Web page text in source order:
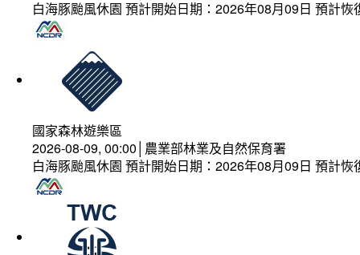
白海豚颱風休園 預計開始日期：2026年08月09日 預計
國家森林遊樂區
2026-08-09, 00:00│農業部林業及自然保育署
白海豚颱風休園 預計開始日期：2026年08月09日 預計